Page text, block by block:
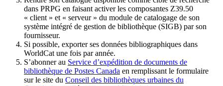
dans PRPG en faisant activer les composantes Z39.50
« client » et « serveur » du module de catalogage de son
système intégré de gestion de bibliothèque (SIGB) par son
fournisseur.
Si possible, exporter ses données bibliographiques dans
WorldCat une fois par année.
S’abonner au Service d’expédition de documents de
bibliothèque de Postes Canada en remplissant le formulaire
sur le site du Conseil des bibliothèques urbaines du